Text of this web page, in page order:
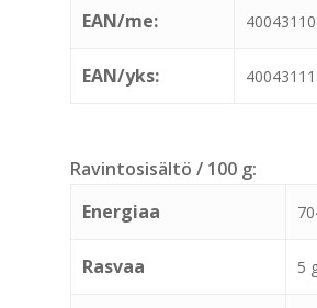
EAN/me:
EAN/yks:
Ravintosisältö / 100 g:
Energiaa
Rasvaa 5